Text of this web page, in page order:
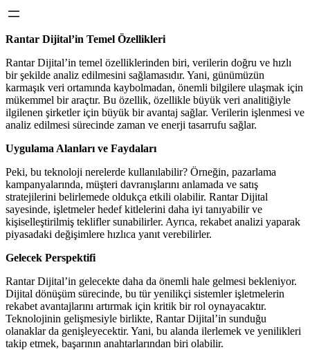
Rantar Dijital’in Temel Özellikleri
Rantar Dijital’in temel özelliklerinden biri, verilerin doğru ve hızlı
bir şekilde analiz edilmesini sağlamasıdır. Yani, günümüzün
karmaşık veri ortamında kaybolmadan, önemli bilgilere ulaşmak için
mükemmel bir araçtır. Bu özellik, özellikle büyük veri analitiğiyle
ilgilenen şirketler için büyük bir avantaj sağlar. Verilerin işlenmesi ve
analiz edilmesi sürecinde zaman ve enerji tasarrufu sağlar.
Uygulama Alanları ve Faydaları
Peki, bu teknoloji nerelerde kullanılabilir? Örneğin, pazarlama
kampanyalarında, müşteri davranışlarını anlamada ve satış
stratejilerini belirlemede oldukça etkili olabilir. Rantar Dijital
sayesinde, işletmeler hedef kitlelerini daha iyi tanıyabilir ve
kişiselleştirilmiş teklifler sunabilirler. Ayrıca, rekabet analizi yaparak
piyasadaki değişimlere hızlıca yanıt verebilirler.
Gelecek Perspektifi
Rantar Dijital’in gelecekte daha da önemli hale gelmesi bekleniyor.
Dijital dönüşüm sürecinde, bu tür yenilikçi sistemler işletmelerin
rekabet avantajlarını artırmak için kritik bir rol oynayacaktır.
Teknolojinin gelişmesiyle birlikte, Rantar Dijital’in sunduğu
olanaklar da genişleyecektir. Yani, bu alanda ilerlemek ve yenilikleri
takip etmek, başarının anahtarlarından biri olabilir.